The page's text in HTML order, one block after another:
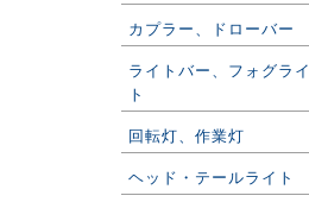
カプラー、ドローバー
ライトバー、フォグライ
ト
回転灯、作業灯
ヘッド・テールライト